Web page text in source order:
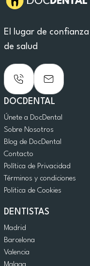
El lugar de
de salud
DOCDENTAL
Únete a DocDental
Sobre Nosotros
Blog de DocDental
Contacto
Política de Privacidad
Términos y condiciones
Politica de Cookies
DENTISTAS
Madrid
Barcelona
Valencia